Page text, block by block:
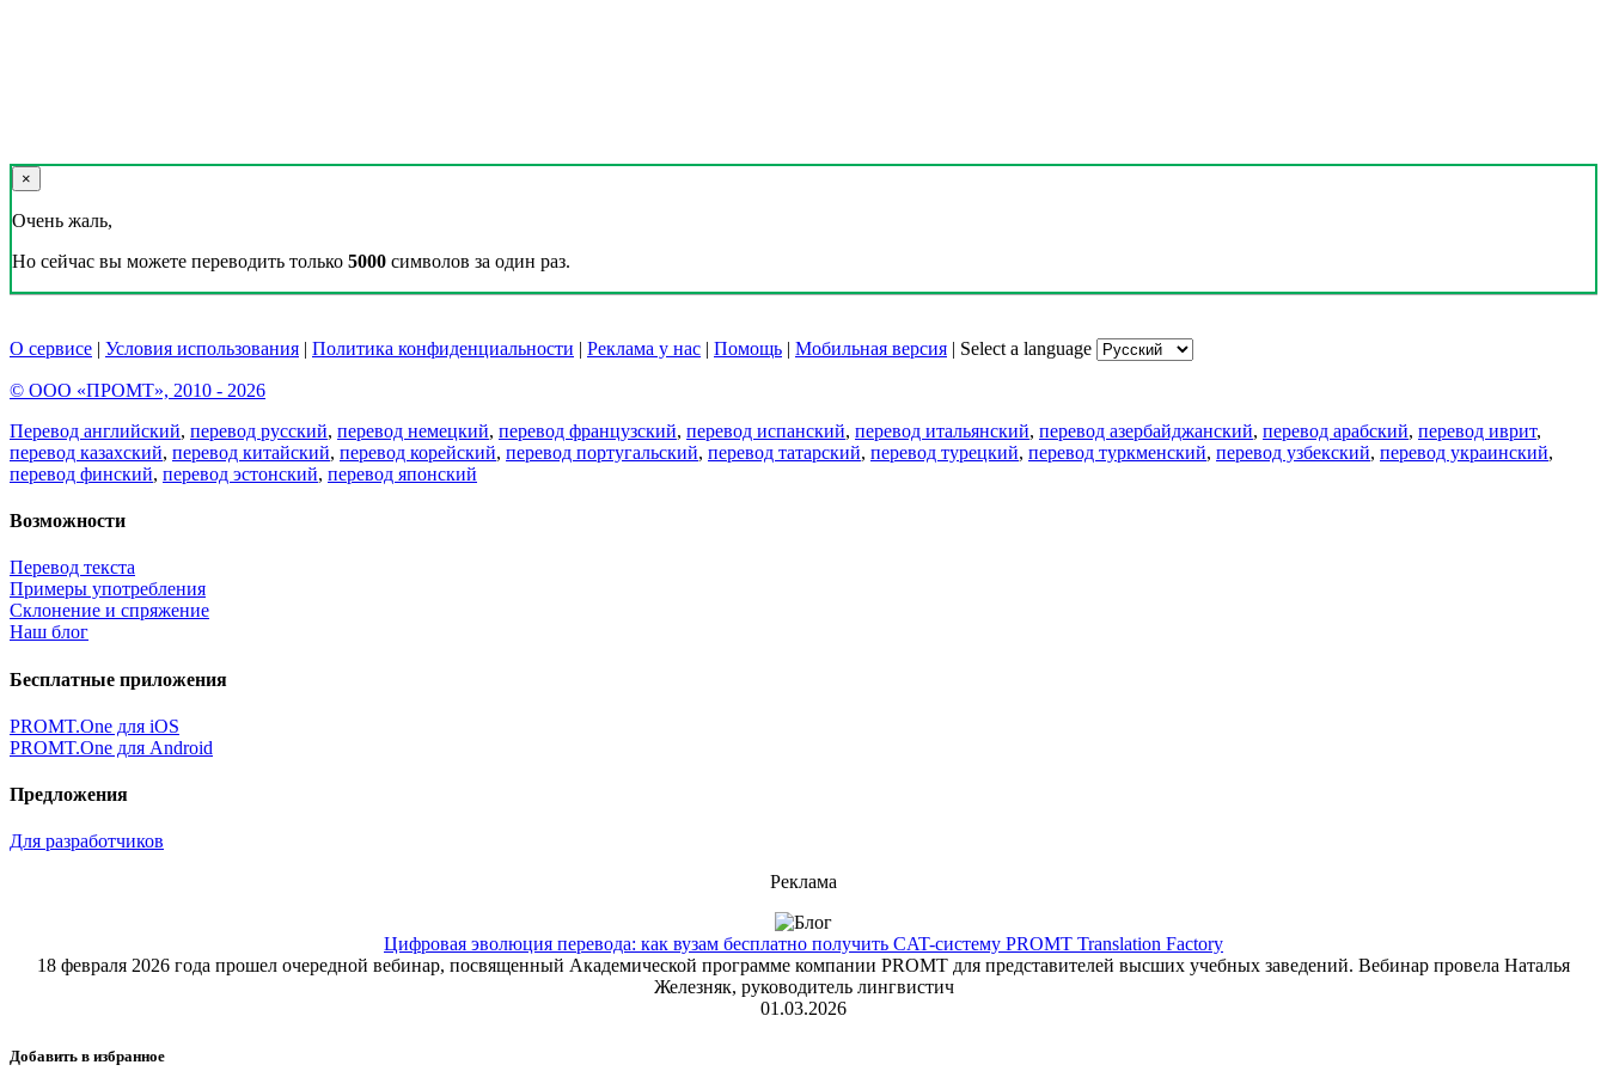
×
Очень жаль,
Но сейчас вы можете переводить только 5000 символов за один раз.
О сервисе | Условия использования | Политика конфиденциальности | Реклама у нас | Помощь | Мобильная версия | Select a language
© ООО «ПРОМТ», 2010 - 2026
Перевод английский, перевод русский, перевод немецкий, перевод французский, перевод испанский, перевод итальянский, перевод азербайджанский, перевод арабский, перевод иврит,
перевод казахский, перевод китайский, перевод корейский, перевод португальский, перевод татарский, перевод турецкий, перевод туркменский, перевод узбекский, перевод украинский,
перевод финский, перевод эстонский, перевод японский
Возможности
Перевод текста
Примеры употребления
Склонение и спряжение
Наш блог
Бесплатные приложения
PROMT.One для iOS
PROMT.One для Android
Предложения
Для разработчиков
Реклама
Цифровая эволюция перевода: как вузам бесплатно получить CAT-систему PROMT Translation Factory
18 февраля 2026 года прошел очередной вебинар, посвященный Академической программе компании PROMT для представителей высших учебных заведений. Вебинар провела Наталья
Железняк, руководитель лингвистич
01.03.2026
Добавить в избранное